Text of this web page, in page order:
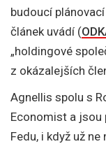
budoucí
článek uvádí (
„holdingové
z okázalejších
Agnellis spolu s
Economist a jsou
Fedu, i když už ne